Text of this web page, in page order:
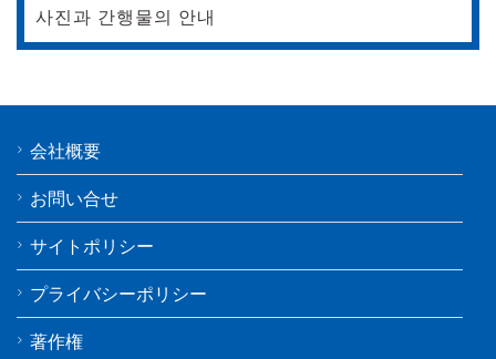
사진과 간행물의 안내
会社概要
お問い合せ
サイトポリシー
プライバシーポリシー
著作権